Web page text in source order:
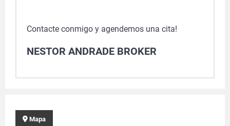
Contacte conmigo y agendemos una cita!
NESTOR ANDRADE BROKER
Mapa